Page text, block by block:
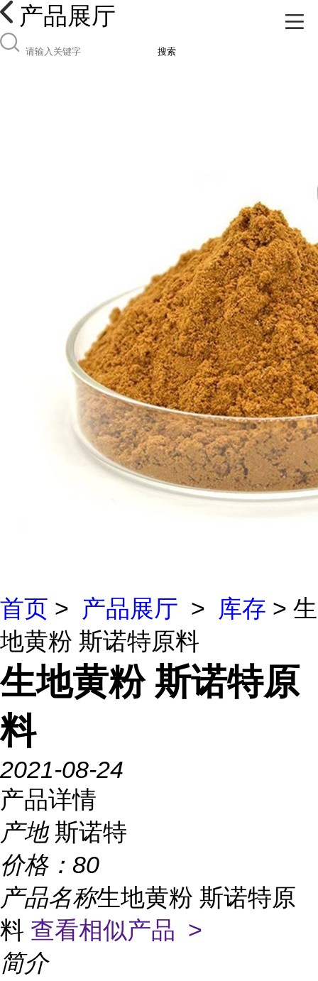
产品展厅
搜索
首页 > 产品展厅 > 库存 > 生
地黄粉 斯诺特原料
生地黄粉 斯诺特原
料
2021-08-24
产品详情
产地 斯诺特
价格： 80
产品名称生地黄粉 斯诺特原
料 查看相似产品 >
简介